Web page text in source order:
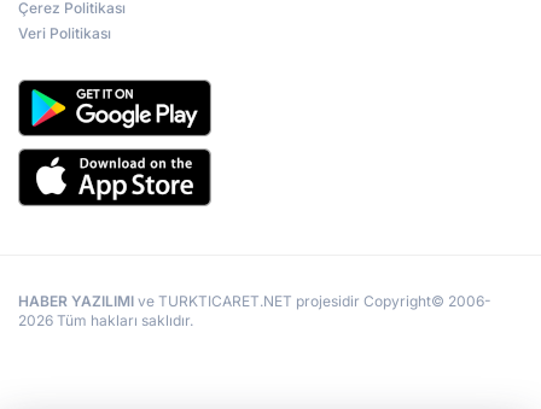
Çerez Politikası
Veri Politikası
HABER YAZILIMI ve TURKTICARET.NET projesidir Copyright© 2006-
2026 Tüm hakları saklıdır.